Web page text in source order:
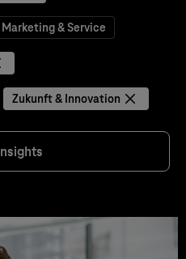
& Service
Zukunft & Innovation